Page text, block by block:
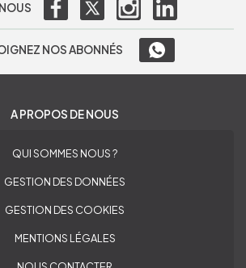
NOS ABONNÉS
A PROPOS DE NOUS
QUI SOMMES NOUS ?
GESTION DES DONNÉES
GESTION DES COOKIES
MENTIONS LÉGALES